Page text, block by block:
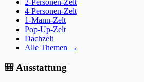
2-Personen-Zelt
4-Personen-Zelt
1-Mann-Zelt
Pop-Up-Zelt
Dachzelt
Alle Themen →
🎒 Ausstattung